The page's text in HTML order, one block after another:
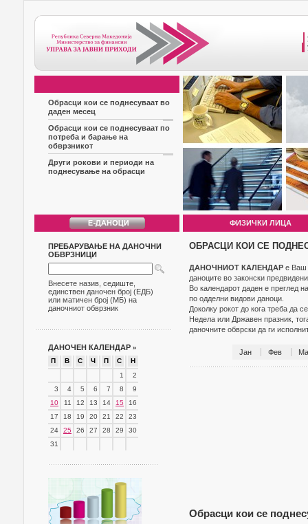
Обрасци кои се поднесуваат во
даден месец
Обрасци кои се поднесуваат по
потреба и барање на
обврзникот
Други рокови и периоди на
поднесување на обрасци
ФИЗИЧКИ ЛИЦА
ПРЕБАРУВАЊЕ НА ДАНОЧНИ
ОБВРЗНИЦИ
Внесете назив, седиште,
единствен даночен број (ЕДБ)
или матичен број (МБ) на
даночниот обврзник
ДАНОЧЕН КАЛЕНДАР »
П В С Ч П С
Н
1
2
3
4 5 6 7 8
9
10
11 12 13 14 15
16
17
18 19 20 21 22
23
24
25 26 27 28 29
30
31
ОБРАСЦИ КОИ СЕ
ДАНОЧНИОТ КАЛЕНДАР е Ваш
даноците во законски
Во календарот даден е преглед
по одделни видови даноци.
Доколку рокот до кога треба да
Недела или Државен празник,
даночните обврски да ги
Јан Фев
Обрасци кои се